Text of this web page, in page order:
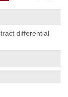
differential